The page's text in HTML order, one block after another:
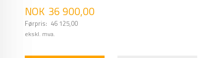
Tilbud
NOK 36 900,00
Førpris: 46 125,00
Rabatt
ekskl. mva.